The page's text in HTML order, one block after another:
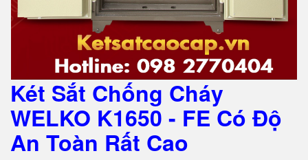
Két Sắt Chống Cháy
WELKO K1650 - FE Có Độ
An Toàn Rất Cao